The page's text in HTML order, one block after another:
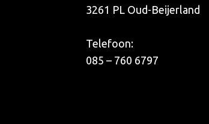
3261 PL Oud-Beijerland
Telefoon:
085 – 760 6797